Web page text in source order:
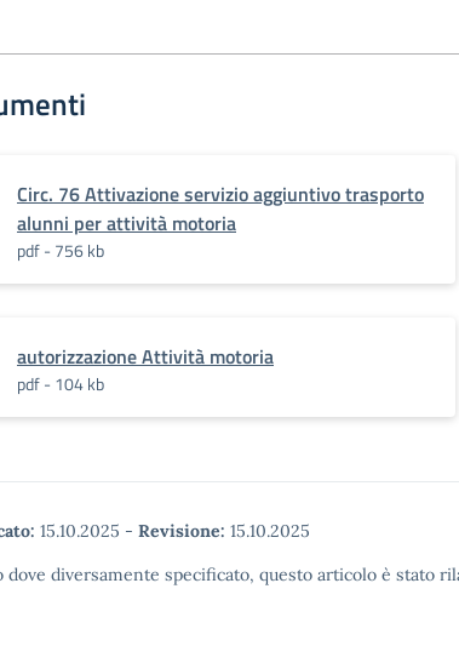
Circ. 76 Attivazione servizio aggiuntivo trasporto
alunni per attività motoria
pdf - 756 kb
autorizzazione Attività motoria
pdf - 104 kb
15.10.2025 - Revisione: 15.10.2025
dove diversamente specificato, questo articolo è stato